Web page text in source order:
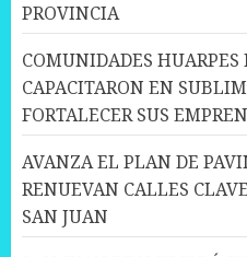
PROVINCIA
COMUNIDADES HUARPES
CAPACITARON EN
FORTALECER SUS
AVANZA EL PLAN DE
RENUEVAN CALLES
SAN JUAN